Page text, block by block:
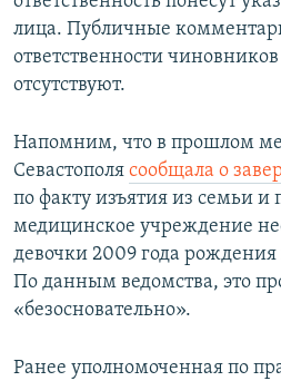
лица. Публичные
ответственности
отсутствуют.
Напомним, что в прошлом
Севастополя сообщала о
по факту изъятия из семьи
медицинское учреждение
девочки 2009 года
По данным ведомства, это
«безосновательно».
Ранее уполномоченная по